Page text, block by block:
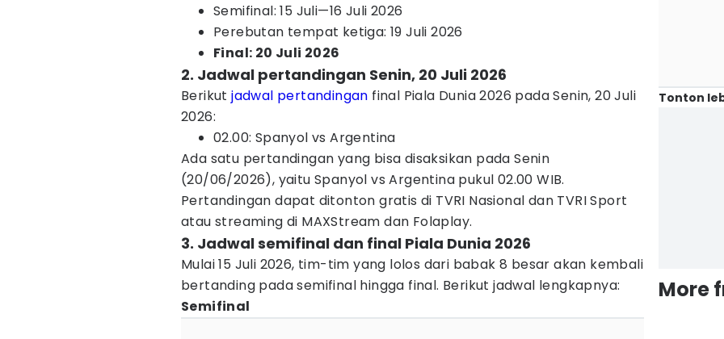
Semifinal: 15 Juli—16 Juli 2026
Perebutan tempat ketiga: 19 Juli 2026
Final: 20 Juli 2026
2. Jadwal pertandingan Senin, 20 Juli 2026
Berikutjadwal pertandingan final Piala Dunia 2026 pada Senin, 20 Juli
2026:
02.00: Spanyol vs Argentina
Ada satu pertandingan yang bisa disaksikan pada Senin
(20/06/2026), yaitu Spanyol vs Argentina pukul 02.00 WIB.
Pertandingan dapat ditonton gratis di TVRI Nasional dan TVRI Sport
atau streaming di MAXStream dan Folaplay.
3. Jadwal semifinal dan final Piala Dunia 2026
Mulai 15 Juli 2026, tim-tim yang lolos dari babak 8 besar akan kembali
bertanding pada semifinal hingga final. Berikut jadwal lengkapnya:
Semifinal
Tonton
More